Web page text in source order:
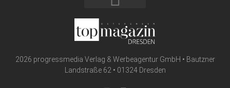
2026 progressmedia Verlag & Werbeagentur GmbH • Bautzner
Landstraße 62 • 01324 Dresden